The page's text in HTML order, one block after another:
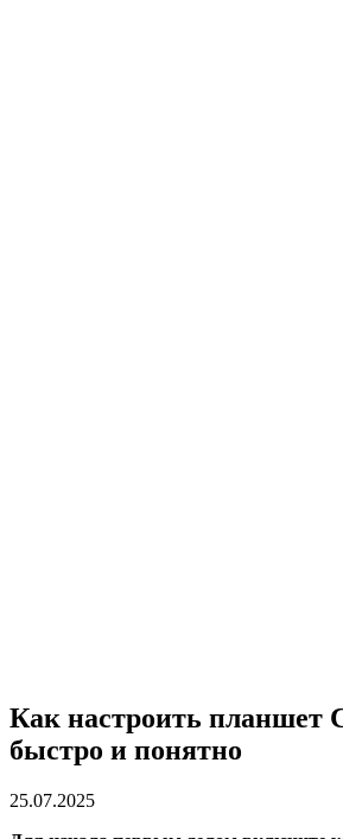
Как настроить планшет
быстро и понятно
25.07.2025